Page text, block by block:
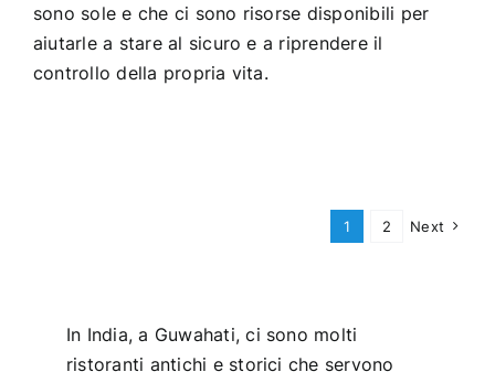
sono sole e che ci sono risorse disponibili per
aiutarle a stare al sicuro e a riprendere il
controllo della propria vita.
1 2 Next
In India, a Guwahati, ci sono molti
ristoranti antichi e storici che servono